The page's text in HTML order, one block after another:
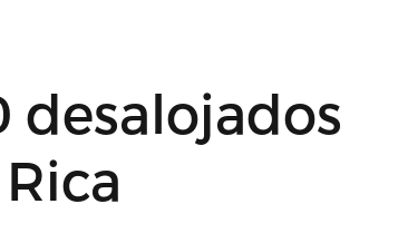
desalojados